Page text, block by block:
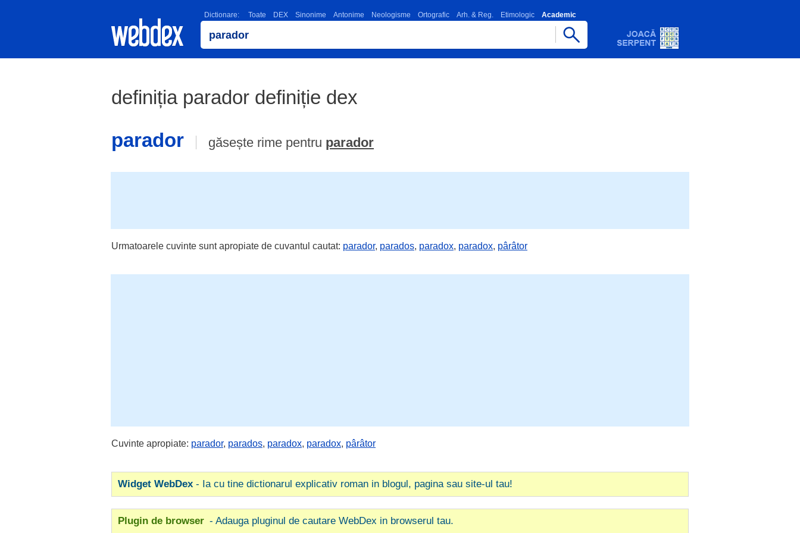
Dictionare: Toate DEX Sinonime Antonime Neologisme Ortografic Arh. & Reg. Etimologic Academic
definiția parador definiție dex
parador
găsește rime pentru parador
Urmatoarele cuvinte sunt apropiate de cuvantul cautat: parador, parados, paradox, paradox, pârâtor
Cuvinte apropiate: parador, parados, paradox, paradox, pârâtor
Widget WebDex - Ia cu tine dictionarul explicativ roman in blogul, pagina sau site-ul tau!
Plugin de browser - Adauga pluginul de cautare WebDex in browserul tau.